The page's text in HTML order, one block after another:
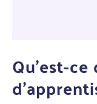
Qu’est-